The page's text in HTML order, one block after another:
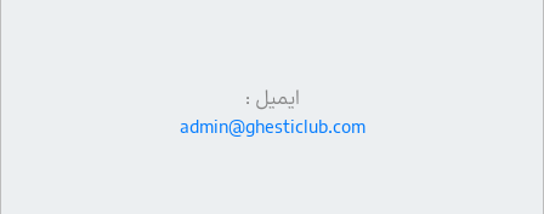
ایمیل :
admin@ghesticlub.com